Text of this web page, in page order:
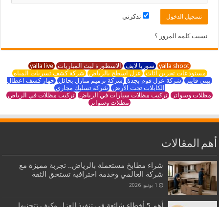
تذكرني
نسيت كلمة المرور ؟
yalla shoot سوريا لايف الاسطورة لبث المباريات yalla live
مستودعات تخزين اثاث عزل اسطح بالرياض شركة كشف تسربات المياه
بيتي فايبر شركة عزل فوم بجدة شركة ترميم منازل بحائل جهاز كشف اعطال
الكابلات تحت الأرض شركة تسليك مجاري
مظلات وسواتر تركيب مظلات سيارات في الرياض تركيب مظلات في الرياض
مظلات وسواتر
أهم المقالات
شراء مطابخ مستعملة بالرياض.. تجربة مميزة مع
شركة العالمي وخدمة احترافية تستحق الثقة
1 يونيو، 2026